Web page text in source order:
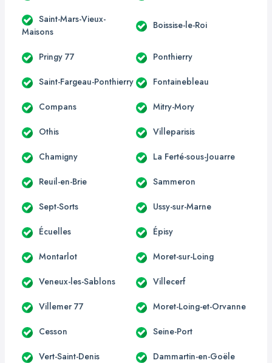
Saint-Mars-Vieux-
Maisons
Boissise-le-Roi
Pringy 77 Ponthierry
Saint-Fargeau-Ponthierry Fontainebleau
Compans Mitry-Mory
Othis Villeparisis
Chamigny La Ferté-sous-Jouarre
Reuil-en-Brie Sammeron
Sept-Sorts Ussy-sur-Marne
Écuelles Épisy
Montarlot Moret-sur-Loing
Veneux-les-Sablons Villecerf
Villemer 77 Moret-Loing-et-Orvanne
Cesson Seine-Port
Vert-Saint-Denis Dammartin-en-Goële